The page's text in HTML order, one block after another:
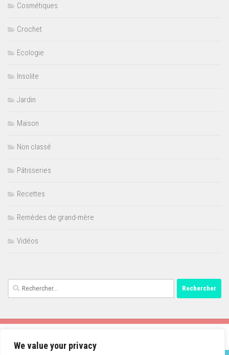
We value your privacy
Cosmétiques
Crochet
Ecologie
Insolite
Jardin
Maison
Non classé
Pâtisseries
Recettes
Remèdes de grand-mère
Vidéos
Rechercher :